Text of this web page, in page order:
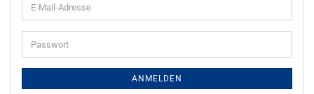
E-
Mail-
Adresse
Passwort
ANMELDEN